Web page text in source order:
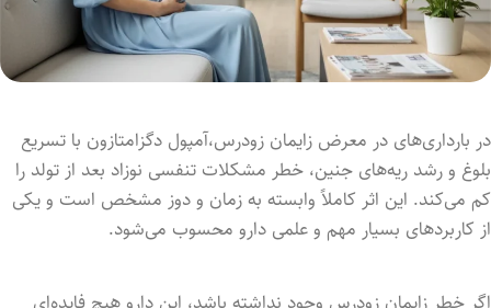
در بارداری‌های در معرض زایمان زودرس،آمپول دگزامتازون با تسریع
بلوغ و رشد ریه‌های جنین، خطر مشکلات تنفسی نوزاد بعد از تولد را
کم می‌کند. این اثر کاملاً وابسته به زمان و دوز مشخص است و یکی
از کاربردهای بسیار مهم و علمی دارو محسوب می‌شود.
اگر خطر زایمان زودرس وجود نداشته باشد، این دارو هیچ فایده‌ای